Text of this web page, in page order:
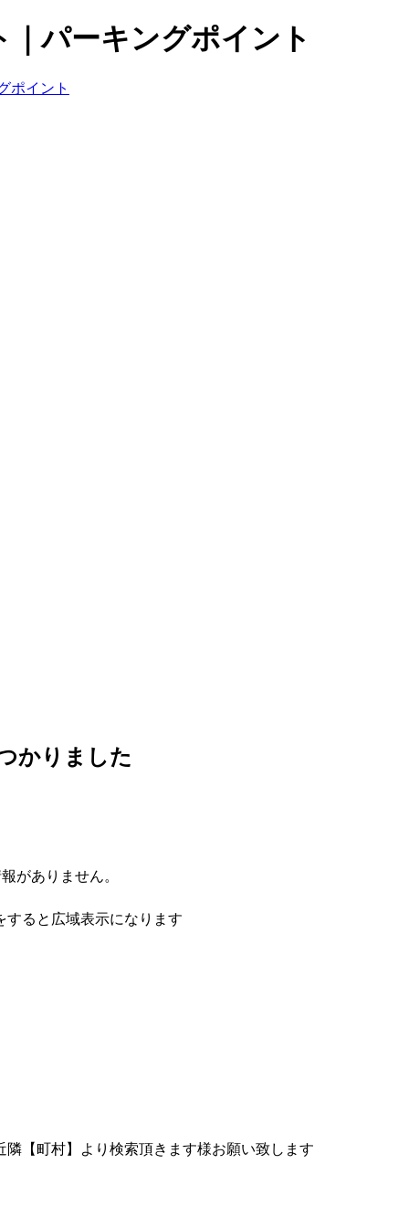
パーキングポイント
ポイント
かりました
がありません。
ると広域表示になります
【町村】より検索頂きます様お願い致します